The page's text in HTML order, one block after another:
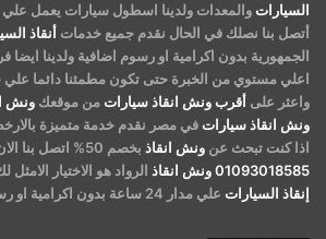
السيارات
أتصل بنا نصلك في الحال نقدم جميع خدمات أنقاذ
الجمهورية بدون اكرامية او رسوم اضافية ولدينا
اعلي مستوي من الخبرة حتى تكون مطمئنا دائما علي
واعثر على أقرب ونش انقاذ سيارات من موقعك ونش
ونش انقاذ سيارات في مصر نقدم خدمة متميزة
اذا كنت تبحث عن ونش انقاذ بخصم 50% اتصل بنا الان علي
01093018585ونش انقاذ الرواد هو الاختيار
إنقاذ السيارات علي مدار 24 ساعة بدون اكرامية او رسوم اضافية.